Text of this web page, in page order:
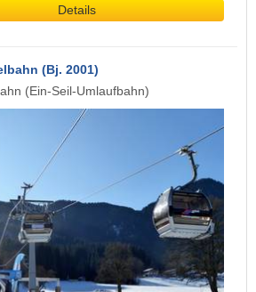
Details
(Bj. 2001)
(Ein-Seil-Umlaufbahn)